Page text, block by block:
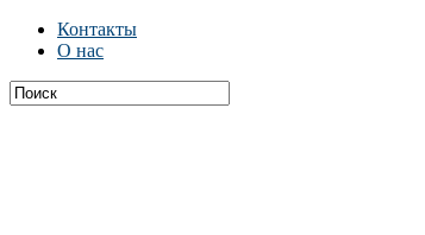
Контакты
О нас